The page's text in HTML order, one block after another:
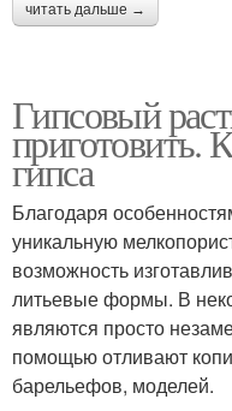
читать дальше →
Гипсовый
приготовить.
гипса
Благодаря
уникальную
возможность
литьевые формы. В
являются просто
помощью отливают
барельефов, моделей.